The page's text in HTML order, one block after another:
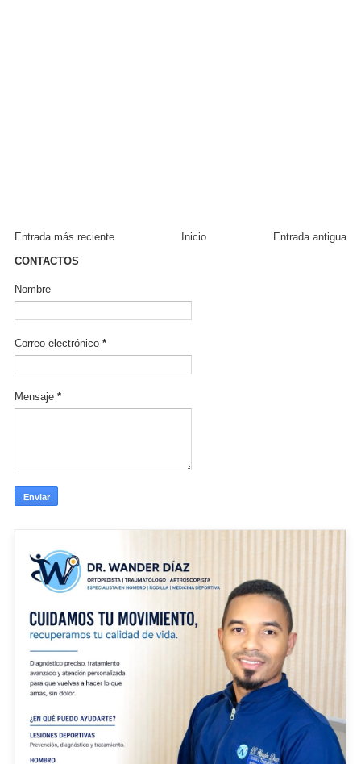
Entrada más reciente Entrada antigua
Inicio
CONTACTOS
Nombre
Correo electrónico *
Mensaje *